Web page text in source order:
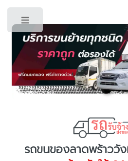
รถขนของลาดพร้าววั
Toggle